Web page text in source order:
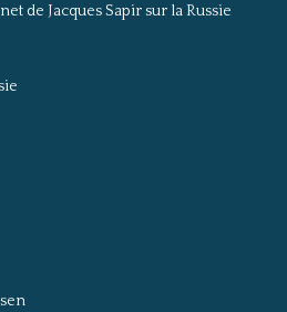
de Jacques Sapir sur la Russie